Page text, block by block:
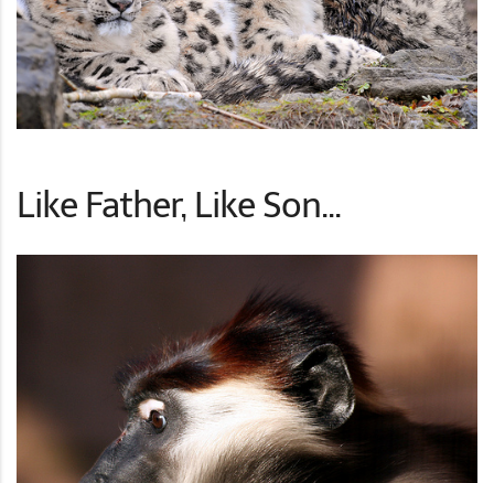
Like Father, Like Son...